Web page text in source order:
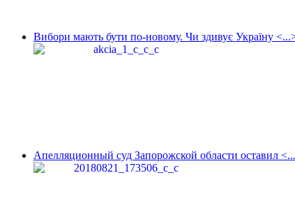
Вибори мають бути по-новому. Чи здивує Україну
Апелляционный суд Запорожской области оставил